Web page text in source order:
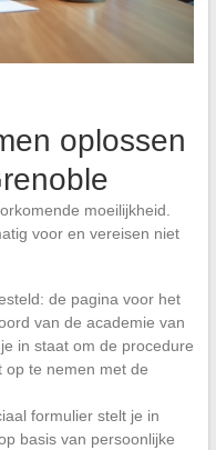
oplossen
moeilijkheid.
voor en vereisen niet
de pagina voor het
van de academie van
in staat om de procedure
op te nemen met de
formulier stelt je in
basis van persoonlijke